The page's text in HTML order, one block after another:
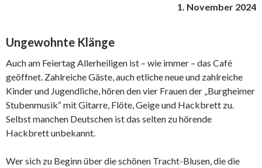
1. November 2024
Ungewohnte Klänge
Auch am Feiertag Allerheiligen ist – wie immer – das Café
geöffnet. Zahlreiche Gäste, auch etliche neue und zahlreiche
Kinder und Jugendliche, hören den vier Frauen der „Burgheimer
Stubenmusik“ mit Gitarre, Flöte, Geige und Hackbrett zu.
Selbst manchen Deutschen ist das selten zu hörende
Hackbrett unbekannt.
Wer sich zu Beginn über die schönen Tracht-Blusen, die die